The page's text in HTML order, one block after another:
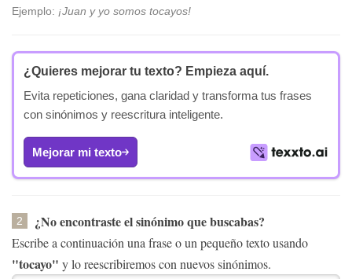
Ejemplo: ¡Juan y yo somos tocayos!
¿Quieres mejorar tu texto? Empieza aquí.
Evita repeticiones, gana claridad y transforma tus frases
con sinónimos y reescritura inteligente.
Mejorar mi texto
2 ¿No encontraste el sinónimo que buscabas?
Escribe a continuación una frase o un pequeño texto usando
"tocayo" y lo reescribiremos con nuevos sinónimos.